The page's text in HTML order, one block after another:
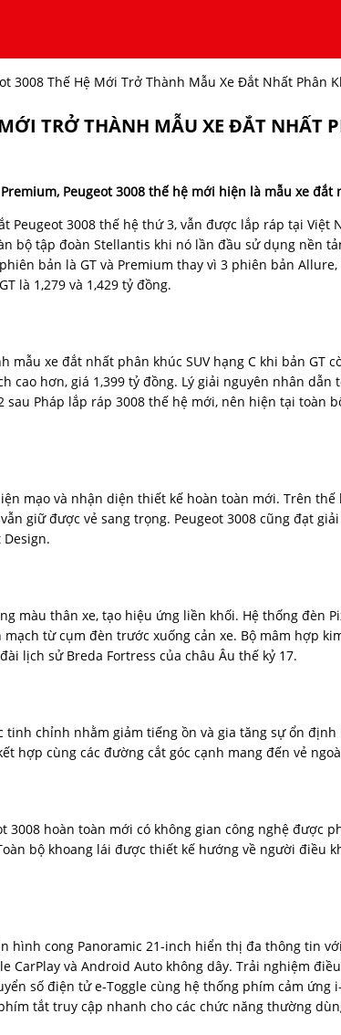
3008 Thế Hệ Mới Trở Thành Mẫu Xe Đắt Nhất Phân
TRỞ THÀNH MẪU XE ĐẮT NHẤT
Peugeot 3008 thế hệ mới hiện là mẫu xe đắt
Peugeot 3008 thế hệ thứ 3, vẫn được lắp ráp tại Việt
bộ tập đoàn Stellantis khi nó lần đầu sử dụng nền
bản là GT và Premium thay vì 3 phiên bản
là 1,279 và 1,429 tỷ đồng.
mẫu xe đắt nhất phân khúc SUV hạng C khi bản GT
cao hơn, giá 1,399 tỷ đồng. Lý giải nguyên nhân dẫn
sau Pháp lắp ráp 3008 thế hệ mới, nên hiện tại toàn
mạo và nhận diện thiết kế hoàn toàn mới. Trên thế
giữ được vẻ sang trọng. Peugeot 3008 cũng đạt
màu thân xe, tạo hiệu ứng liền khối. Hệ thống đèn
từ cụm đèn trước xuống cản xe. Bộ mâm hợp
lịch sử Breda Fortress của châu Âu thế kỷ 17.
tinh chỉnh nhằm giảm tiếng ồn và gia tăng sự ổn
hợp cùng các đường cắt góc cạnh mang đến vẻ
3008 hoàn toàn mới có không gian công nghệ được
bộ khoang lái được thiết kế hướng về người điều
hình cong Panoramic 21-inch hiển thị đa thông tin
CarPlay và Android Auto không dây. Trải nghiệm
số điện tử e-Toggle cùng hệ thống phím cảm ứng
tắt truy cập nhanh cho các chức năng thường